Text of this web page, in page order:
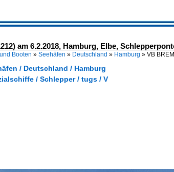
am 6.2.2018, Hamburg, Elbe,
Booten » Seehäfen » Deutschland » Hamburg » VB
/ Deutschland / Hamburg
/ Schlepper / tugs / V